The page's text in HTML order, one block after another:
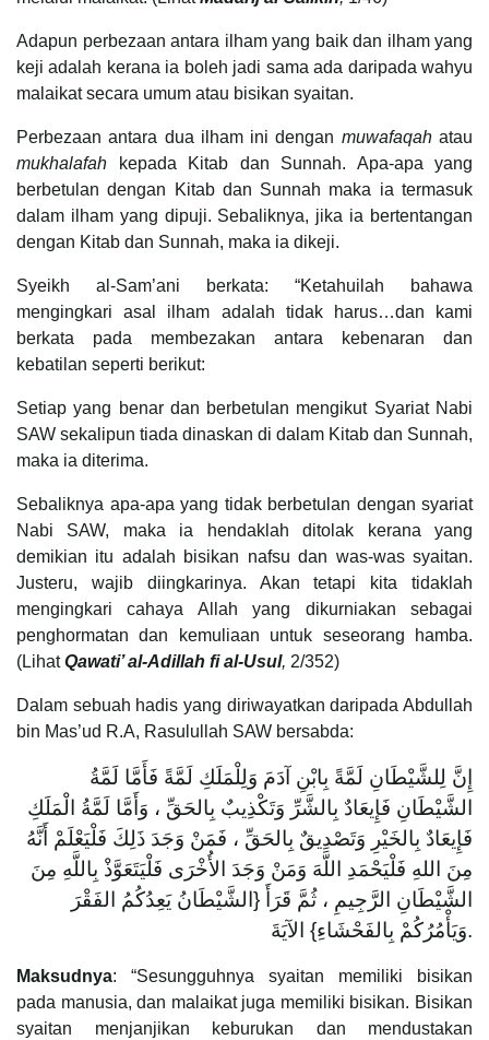
Adapun perbezaan antara ilham yang baik dan ilham yang
keji adalah kerana ia boleh jadi sama ada daripada wahyu
malaikat secara umum atau bisikan syaitan.
Perbezaan antara dua ilham ini dengan muwafaqahatau
mukhalafah kepada Kitab dan Sunnah. Apa-apa yang
berbetulan dengan Kitab dan Sunnah maka ia termasuk
dalam ilham yang dipuji. Sebaliknya, jika ia bertentangan
dengan Kitab dan Sunnah, maka ia dikeji.
Syeikh al-Sam’ani berkata: “Ketahuilah bahawa
mengingkari asal ilham adalah tidak harus…dan kami
berkata pada membezakan antara kebenaran dan
kebatilan seperti berikut:
Setiap yang benar dan berbetulan mengikut Syariat Nabi
SAW sekalipun tiada dinaskan di dalam Kitab dan Sunnah,
maka ia diterima.
Sebaliknya apa-apa yang tidak berbetulan dengan syariat
Nabi SAW, maka ia hendaklah ditolak kerana yang
demikian itu adalah bisikan nafsu dan was-was syaitan.
Justeru, wajib diingkarinya. Akan tetapi kita tidaklah
mengingkari cahaya Allah yang dikurniakan sebagai
penghormatan dan kemuliaan untuk seseorang hamba.
(LihatQawati’ al-Adillah fi al-Usul, 2/352)
Dalam sebuah hadis yang diriwayatkan daripada Abdullah
bin Mas’ud R.A, Rasulullah SAW bersabda:
إِنَّ لِلشَّيْطَانِ لَمَّةً بِابْنِ آدَمَ وَلِلْمَلَكِ لَمَّةً فَأَمَّا لَمَّةُ
الشَّيْطَانِ فَإِيعَادٌ بِالشَّرِّ وَتَكْذِيبٌ بِالحَقِّ ، وَأَمَّا لَمَّةُ الْمَلَكِ
فَإِيعَادٌ بِالخَيْرِ وَتَصْدِيقٌ بِالحَقِّ ، فَمَنْ وَجَدَ ذَلِكَ فَلْيَعْلَمْ أَنَّهُ
مِنَ اللهِ فَلْيَحْمَدِ اللَّهَ وَمَنْ وَجَدَ الأُخْرَى فَلْيَتَعَوَّذْ بِاللَّهِ مِنَ
الشَّيْطَانِ الرَّجِيمِ ، ثُمَّ قَرَأَ {الشَّيْطَانُ يَعِدُكُمُ الفَقْرَ
وَيَأْمُرُكُمْ بِالفَحْشَاءِ} الآيَةَ.
Maksudnya: “Sesungguhnya syaitan memiliki bisikan
pada manusia, dan malaikat juga memiliki bisikan. Bisikan
syaitan menjanjikan keburukan dan mendustakan